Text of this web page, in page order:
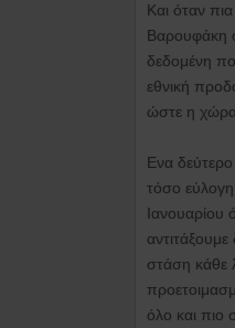
Και όταν
Βαρουφάκη
δεδομένη
εθνική
ώστε η χώρα
Ενα
τόσο εύλογη
Ιανουαρίου
στάση κάθε
όλο και πιο